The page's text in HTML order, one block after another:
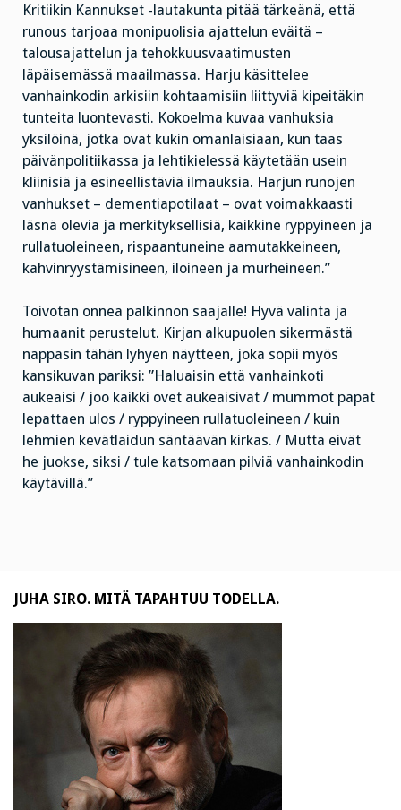
Kritiikin Kannukset -lautakunta pitää tärkeänä, että
runous tarjoaa monipuolisia ajattelun eväitä –
talousajattelun ja tehokkuusvaatimusten
läpäisemässä maailmassa. Harju käsittelee
vanhainkodin arkisiin kohtaamisiin liittyviä kipeitäkin
tunteita luontevasti. Kokoelma kuvaa vanhuksia
yksilöinä, jotka ovat kukin omanlaisiaan, kun taas
päivänpolitiikassa ja lehtikielessä käytetään usein
kliinisiä ja esineellistäviä ilmauksia. Harjun runojen
vanhukset – dementiapotilaat – ovat voimakkaasti
läsnä olevia ja merkityksellisiä, kaikkine ryppyineen ja
rullatuoleineen, rispaantuneine aamutakkeineen,
kahvinryystämisineen, iloineen ja murheineen.”
Toivotan onnea palkinnon saajalle! Hyvä valinta ja
humaanit perustelut. Kirjan alkupuolen sikermästä
nappasin tähän lyhyen näytteen, joka sopii myös
kansikuvan pariksi: ”Haluaisin että vanhainkoti
aukeaisi / joo kaikki ovet aukeaisivat / mummot papat
lepattaen ulos / ryppyineen rullatuoleineen / kuin
lehmien kevätlaidun säntäävän kirkas. / Mutta eivät
he juokse, siksi / tule katsomaan pilviä vanhainkodin
käytävillä.”
JUHA SIRO. MITÄ TAPAHTUU TODELLA.